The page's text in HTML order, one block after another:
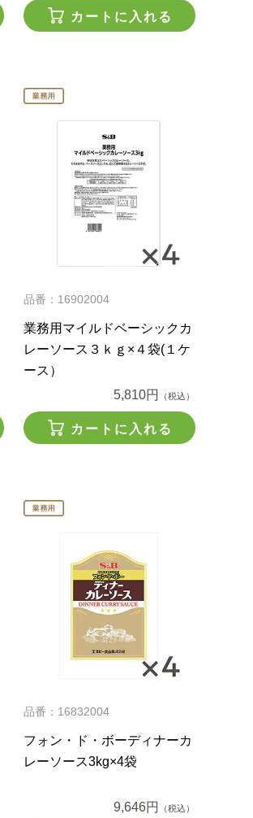
カートに入れる
品番：16902004
業務用マイルドベーシックカ
レーソース３ｋｇ×４袋(１ケ
ース）
5,810円
（税込）
カートに入れる
品番：16832004
フォン・ド・ボーディナーカ
レーソース3kg×4袋
9,646円 （税込）